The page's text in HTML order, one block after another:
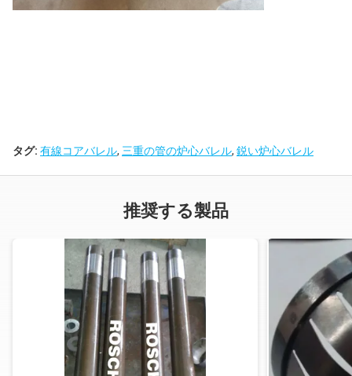
タグ: 有線コアバレル, 三重の管の炉心バレル, 鋭い炉心バレル
推奨する製品